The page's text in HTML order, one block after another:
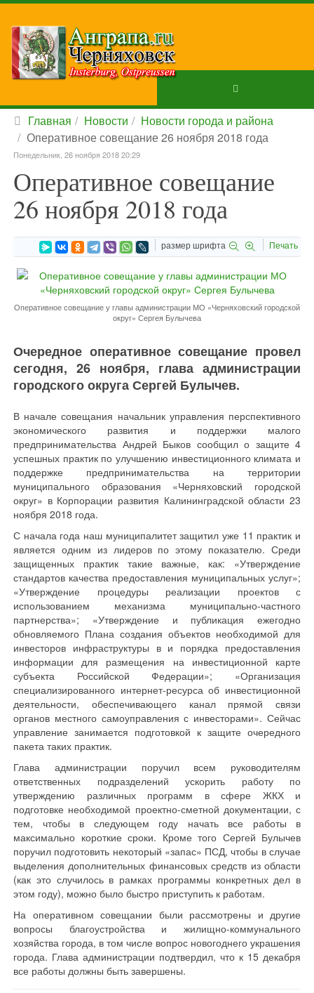
Главная Новости
Новости города и района
Оперативное совещание 26 ноября 2018 года
Понедельник, 26 ноября 2018 20:29
Оперативное совещание
26 ноября 2018 года
размер шрифта Печать
Оперативное совещание у главы администрации МО «Черняховский городской
округ» Сергея Булычева
Очередное оперативное совещание провел
сегодня, 26 ноября, глава администрации
городского округа Сергей Булычев.
В начале совещания начальник управления перспективного
экономического развития и поддержки малого
предпринимательства Андрей Быков сообщил о защите 4
успешных практик по улучшению инвестиционного климата и
поддержке предпринимательства на территории
муниципального образования «Черняховский городской
округ» в Корпорации развития Калининградской области 23
ноября 2018 года.
С начала года наш муниципалитет защитил уже 11 практик и
является одним из лидеров по этому показателю. Среди
защищенных практик такие важные, как: «Утверждение
стандартов качества предоставления муниципальных услуг»;
«Утверждение процедуры реализации проектов с
использованием механизма муниципально-частного
партнерства»; «Утверждение и публикация ежегодно
обновляемого Плана создания объектов необходимой для
инвесторов инфраструктуры в и порядка предоставления
информации для размещения на инвестиционной карте
субъекта Российской Федерации»; «Организация
специализированного интернет-ресурса об инвестиционной
деятельности, обеспечивающего канал прямой связи
органов местного самоуправления с инвесторами». Сейчас
управление занимается подготовкой к защите очередного
пакета таких практик.
Глава администрации поручил всем руководителям
ответственных подразделений ускорить работу по
утверждению различных программ в сфере ЖКХ и
подготовке необходимой проектно-сметной документации, с
тем, чтобы в следующем году начать все работы в
максимально короткие сроки. Кроме того Сергей Булычев
поручил подготовить некоторый «запас» ПСД, чтобы в случае
выделения дополнительных финансовых средств из области
(как это случилось в рамках программы конкретных дел в
этом году), можно было быстро приступить к работам.
На оперативном совещании были рассмотрены и другие
вопросы благоустройства и жилищно-коммунального
хозяйства города, в том числе вопрос новогоднего украшения
города. Глава администрации подтвердил, что к 15 декабря
все работы должны быть завершены.